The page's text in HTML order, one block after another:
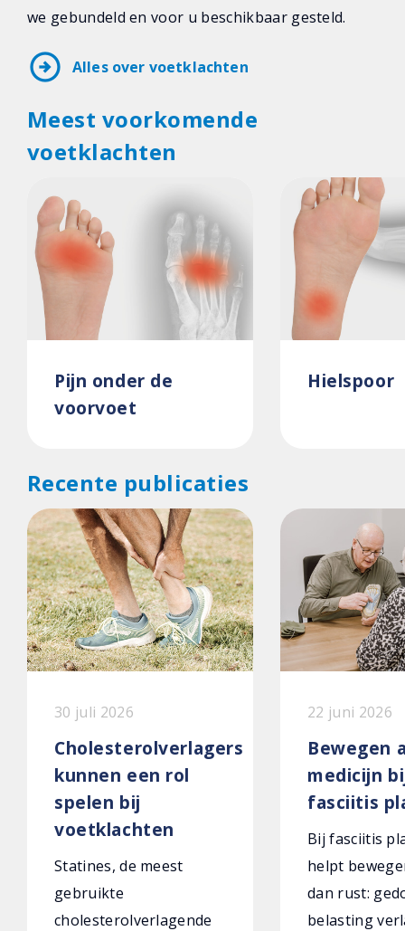
we gebundeld en voor u beschikbaar gesteld.
arrow_circle_right Alles over voetklachten
Meest voorkomende
voetklachten
Pijn onder de
voorvoet
Hielspoor
Recente publicaties
30 juli 2026
Cholesterolverlagers
kunnen een rol
spelen bij
voetklachten
Statines, de meest
gebruikte
cholesterolverlagende
22 juni 2026
Bewegen
medicijn
fasciitis
Bij fasciitis
helpt
dan rust:
belasting